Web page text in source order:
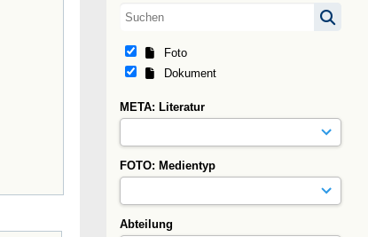
Foto
Dokument
META: Literatur
FOTO: Medientyp
Abteilung